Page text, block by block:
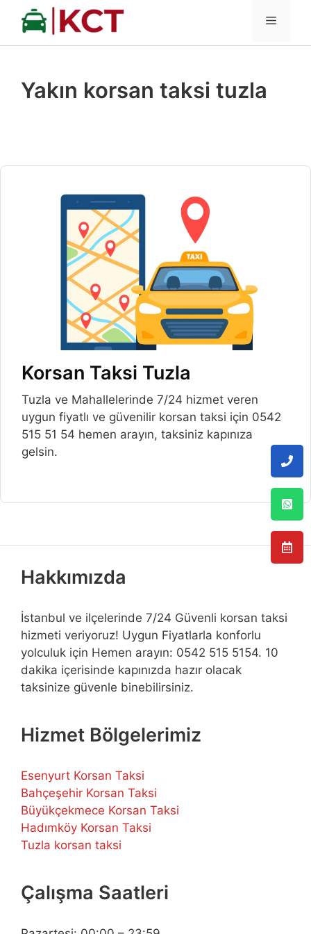
İçeriğe
MENÜ
Yakın korsan taksi tuzla
Korsan Taksi Tuzla
Tuzla ve Mahallelerinde 7/24 hizmet veren
uygun fiyatlı ve güvenilir korsan taksi için 0542
515 51 54 hemen arayın, taksiniz kapınıza
gelsin.
Hakkımızda
İstanbul ve ilçelerinde 7/24 Güvenli korsan taksi
hizmeti veriyoruz! Uygun Fiyatlarla konforlu
yolculuk için Hemen arayın: 0542 515 5154. 10
dakika içerisinde kapınızda hazır olacak
taksinize güvenle binebilirsiniz.
Hizmet Bölgelerimiz
Esenyurt Korsan Taksi
Bahçeşehir Korsan Taksi
Büyükçekmece Korsan Taksi
Hadımköy Korsan Taksi
Tuzla korsan taksi
Çalışma Saatleri